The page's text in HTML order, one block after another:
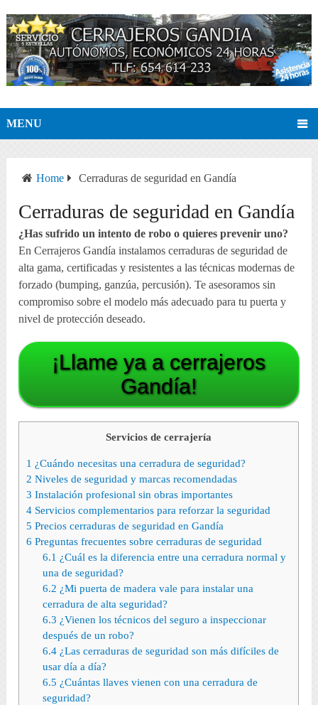
MENU
Home Cerraduras de seguridad en Gandía
Cerraduras de seguridad en Gandía
¿Has sufrido un intento de robo o quieres prevenir uno?
En Cerrajeros Gandía instalamos cerraduras de seguridad de
alta gama, certificadas y resistentes a las técnicas modernas de
forzado (bumping, ganzúa, percusión). Te asesoramos sin
compromiso sobre el modelo más adecuado para tu puerta y
nivel de protección deseado.
¡Llame ya a cerrajeros
Gandía!
Servicios de cerrajería
1 ¿Cuándo necesitas una cerradura de seguridad?
2 Niveles de seguridad y marcas recomendadas
3 Instalación profesional sin obras importantes
4 Servicios complementarios para reforzar la seguridad
5 Precios cerraduras de seguridad en Gandía
6 Preguntas frecuentes sobre cerraduras de seguridad
6.1 ¿Cuál es la diferencia entre una cerradura normal y
una de seguridad?
6.2 ¿Mi puerta de madera vale para instalar una
cerradura de alta seguridad?
6.3 ¿Vienen los técnicos del seguro a inspeccionar
después de un robo?
6.4¿Las cerraduras de seguridad son más difíciles de
usar día a día?
6.5 ¿Cuántas llaves vienen con una cerradura de
seguridad?